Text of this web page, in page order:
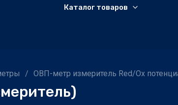
Каталог товаров
/ ОВП-метр измеритель Red/Ox